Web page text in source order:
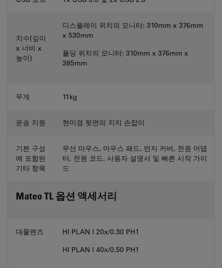
치수(깊이
x 너비 x
높이)
디스플레이 위치의 모니터: 310mm x 376mm
x 530mm
폴딩 위치의 모니터: 310mm x 376mm x
385mm
무게 11kg
운송 지원 현미경 뒷면의 지지 손잡이
기본 구성
에 포함된
기타 항목
무선 마우스, 마우스 패드, 먼지 커버, 전원 어댑
터, 전원 코드, 사용자 설명서 및 빠른 시작 가이
드
Mateo TL 옵션 액세서리
대물렌즈
HI PLAN I 20x/0.30 PH1
HI PLAN I 40x/0.50 PH1